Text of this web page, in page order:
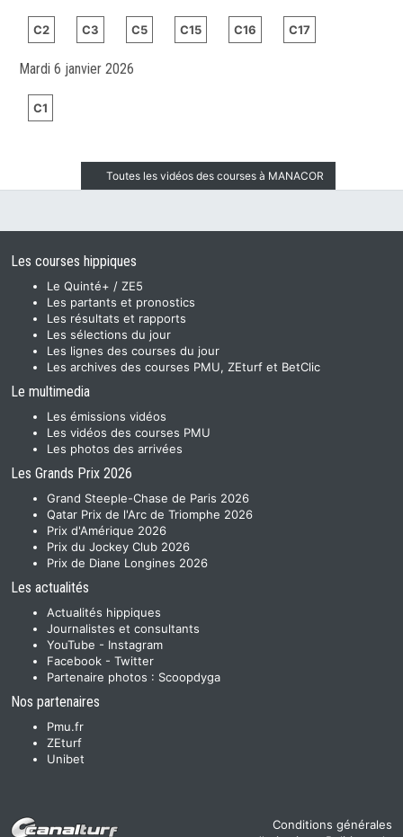
C2 C3 C5 C15 C16 C17
Mardi 6 janvier 2026
C1
Toutes les vidéos des courses à MANACOR
Les courses hippiques
Le Quinté+ / ZE5
Les partants et pronostics
Les résultats et rapports
Les sélections du jour
Les lignes des courses du jour
Les archives des courses PMU, ZEturf et BetClic
Le multimedia
Les émissions vidéos
Les vidéos des courses PMU
Les photos des arrivées
Les Grands Prix 2026
Grand Steeple-Chase de Paris 2026
Qatar Prix de l'Arc de Triomphe 2026
Prix d'Amérique 2026
Prix du Jockey Club 2026
Prix de Diane Longines 2026
Les actualités
Actualités hippiques
Journalistes et consultants
YouTube - Instagram
Facebook - Twitter
Partenaire photos : Scoopdyga
Nos partenaires
Pmu.fr
ZEturf
Unibet
Conditions générales